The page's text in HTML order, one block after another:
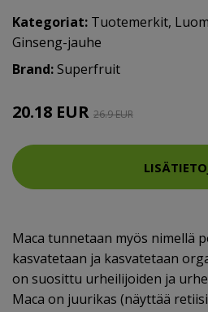
Kategoriat: Tuotemerkit,
Ginseng-jauhe
Brand:Superfruit
20.18 EUR 26.9 EUR
Maca tunnetaan myös nimellä
kasvatetaan ja kasvatetaan
on suosittu urheilijoiden ja
Maca on juurikas (näyttää